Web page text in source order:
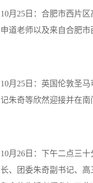
10月 25 日：合肥市西片
申道老师以及来自合肥
10月 25 日：英国伦敦圣
记朱奇等欣然迎接并在南
10月 26 日：下午二点三
长、团委朱奇副书记、